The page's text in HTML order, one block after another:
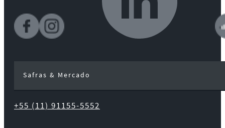
Safras & Mercado
+55 (11) 91155-5552